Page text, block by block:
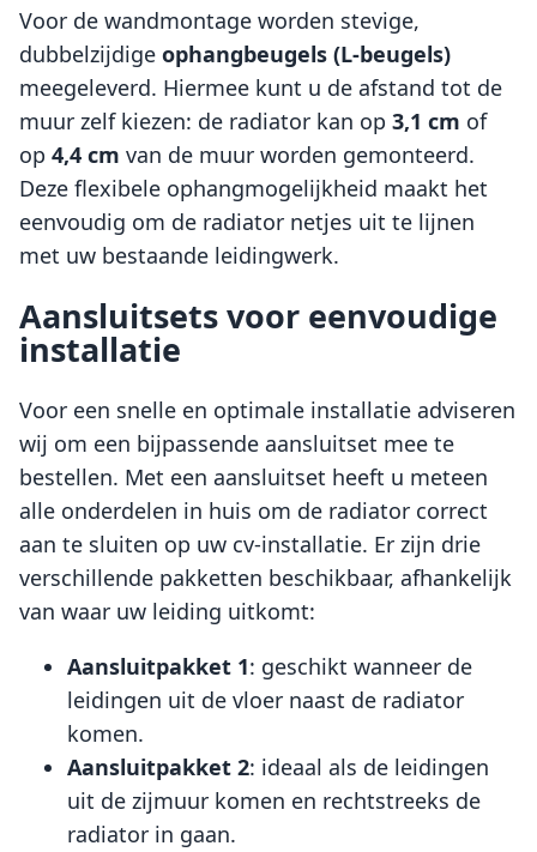
Voor de wandmontage worden stevige,
dubbelzijdige ophangbeugels (L-beugels)
meegeleverd. Hiermee kunt u de afstand tot de
muur zelf kiezen: de radiator kan op 3,1 cm of
op 4,4 cm van de muur worden gemonteerd.
Deze flexibele ophangmogelijkheid maakt het
eenvoudig om de radiator netjes uit te lijnen
met uw bestaande leidingwerk.
Aansluitsets voor eenvoudige
installatie
Voor een snelle en optimale installatie adviseren
wij om een bijpassende aansluitset mee te
bestellen. Met een aansluitset heeft u meteen
alle onderdelen in huis om de radiator correct
aan te sluiten op uw cv-installatie. Er zijn drie
verschillende pakketten beschikbaar, afhankelijk
van waar uw leiding uitkomt:
Aansluitpakket 1: geschikt wanneer de
leidingen uit de vloer naast de radiator
komen.
Aansluitpakket 2: ideaal als de leidingen
uit de zijmuur komen en rechtstreeks de
radiator in gaan.